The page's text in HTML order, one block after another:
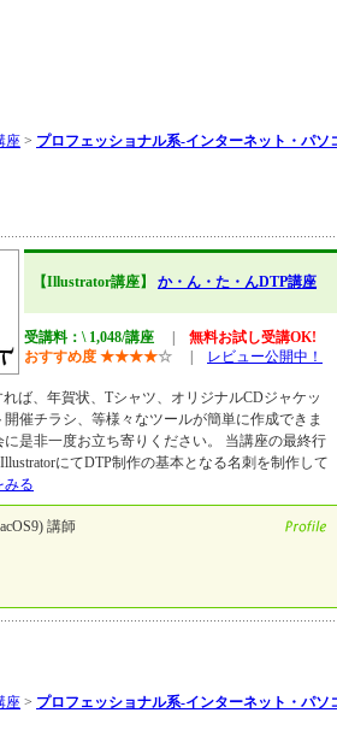
座 > プロフェッショナル系-インターネット・パソ
【Illustrator講座】 か・ん・た・んDTP講座
受講料：\ 1,048/講座
無料お試し受講OK!
おすすめ度 ★★★★☆ レビュー公開中！
ば、年賀状、Tシャツ、オリジナルCDジャケッ
開催チラシ、等様々なツールが簡単に作成できま
に是非一度お立ち寄りください。 当講座の最終行
にてDTP制作の基本となる名刺を制作して
みる
講師
座 > プロフェッショナル系-インターネット・パソ